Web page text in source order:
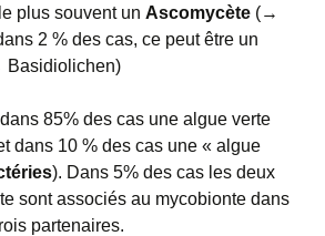
plus souvent un Ascomycète (→
2 % des cas, ce peut être un
85% des cas une algue verte
dans 10 % des cas une « algue
). Dans 5% des cas les deux
sont associés au mycobionte dans
partenaires.